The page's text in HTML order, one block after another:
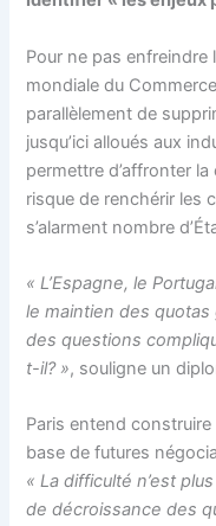
Pour ne pas enfreindre
mondiale du
parallèlement de
jusqu’ici alloués aux
permettre d’affronter
risque de renchérir les
s’alarment nombre
« L’Espagne, le
le maintien des
des questions
t-il? », souligne un
Paris entend
base de futures
« La difficulté n’est
de décroissance des